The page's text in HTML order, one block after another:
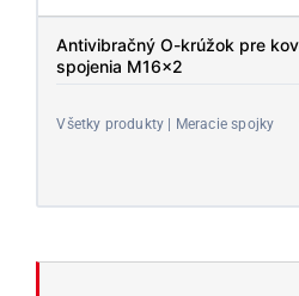
Antivibračný O-krúžok pre
spojenia M16x2
Všetky produkty | Meracie spojky